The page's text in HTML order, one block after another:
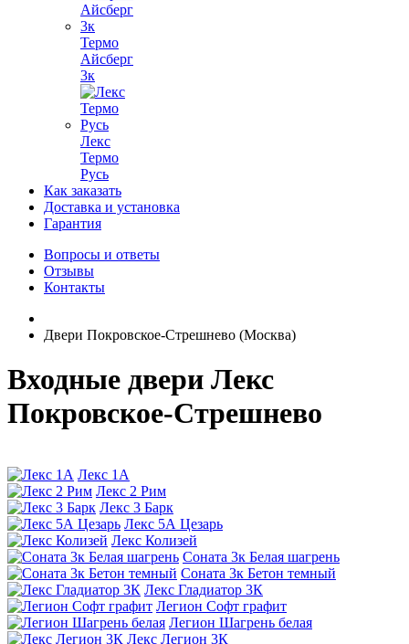
Термо
Айсберг
3к
Лекс
Термо
Русь
Как заказать
Доставка и установка
Гарантия
Вопросы и ответы
Отзывы
Контакты
Двери Покровское-Стрешнево (Москва)
Входные двери Лекс
Покровское-Стрешнево
Лекс 1А
Лекс 2 Рим
Лекс 3 Барк
Лекс 5А Цезарь
Лекс Колизей
Соната 3к Белая шагрень
Соната 3к Бетон темный
Лекс Гладиатор 3К
Легион Софт графит
Легион Шагрень белая
Лекс Легион 3К